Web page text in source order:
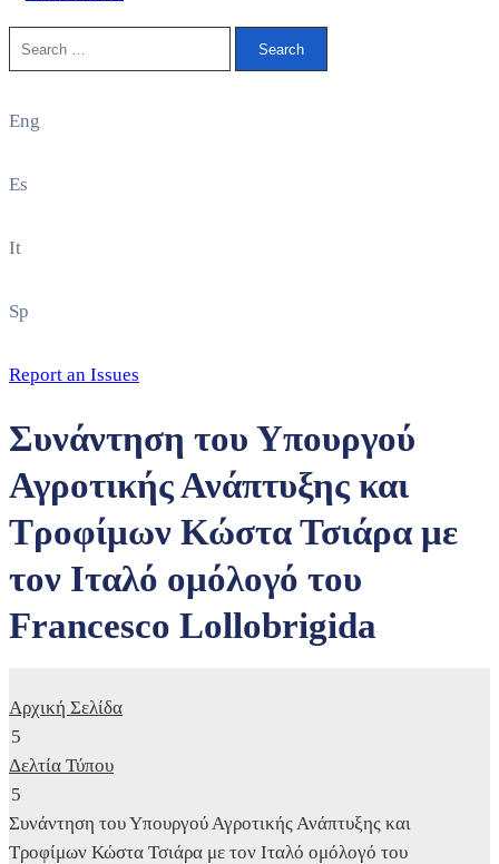
Eng
Es
It
Sp
Report an Issues
Συνάντηση του Υπουργού
Αγροτικής Ανάπτυξης και
Τροφίμων Κώστα Τσιάρα με
τον Ιταλό ομόλογό του
Francesco Lollobrigida
Αρχική Σελίδα
Δελτία Τύπου
Συνάντηση του Υπουργού Αγροτικής Ανάπτυξης και
Τροφίμων Κώστα Τσιάρα με τον Ιταλό ομόλογό του